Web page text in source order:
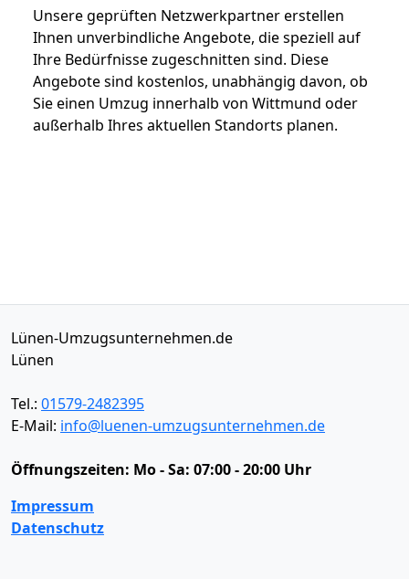
Unsere geprüften Netzwerkpartner erstellen
Ihnen unverbindliche Angebote, die speziell auf
Ihre Bedürfnisse zugeschnitten sind. Diese
Angebote sind kostenlos, unabhängig davon, ob
Sie einen Umzug innerhalb von Wittmund oder
außerhalb Ihres aktuellen Standorts planen.
Lünen-Umzugsunternehmen.de
Lünen
Tel.: 01579-2482395
E-Mail: info@luenen-umzugsunternehmen.de
Öffnungszeiten: Mo - Sa: 07:00 - 20:00 Uhr
Impressum
Datenschutz